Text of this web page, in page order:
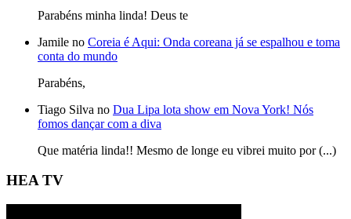
Parabéns minha linda! Deus te
Jamile no Coreia é Aqui: Onda coreana já se espalhou e toma
conta do mundo
Parabéns,
Tiago Silva no Dua Lipa lota show em Nova York! Nós
fomos dançar com a diva
Que matéria linda!! Mesmo de longe eu vibrei muito por (...)
HEA TV